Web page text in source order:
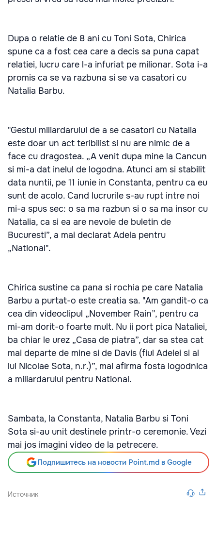
Dupa o relatie de 8 ani cu Toni Sota, Chirica
spune ca a fost cea care a decis sa puna capat
relatiei, lucru care l-a infuriat pe milionar. Sota i-a
promis ca se va razbuna si se va casatori cu
Natalia Barbu.
"Gestul miliardarului de a se casatori cu Natalia
este doar un act teribilist si nu are nimic de a
face cu dragostea. „A venit dupa mine la Cancun
si mi-a dat inelul de logodna. Atunci am si stabilit
data nuntii, pe 11 iunie in Constanta, pentru ca eu
sunt de acolo. Cand lucrurile s-au rupt intre noi
mi-a spus sec: o sa ma razbun si o sa ma insor cu
Natalia, ca si ea are nevoie de buletin de
Bucuresti”, a mai declarat Adela pentru
„National".
Chirica sustine ca pana si rochia pe care Natalia
Barbu a purtat-o este creatia sa. "Am gandit-o ca
cea din videoclipul „November Rain”, pentru ca
mi-am dorit-o foarte mult. Nu ii port pica Nataliei,
ba chiar le urez „Casa de piatra”, dar sa stea cat
mai departe de mine si de Davis (fiul Adelei si al
lui Nicolae Sota, n.r.)”, mai afirma fosta logodnica
a miliardarului pentru National.
Sambata, la Constanta, Natalia Barbu si Toni
Sota si-au unit destinele printr-o ceremonie. Vezi
mai jos imagini video de la petrecere.
Подпишитесь на новости Point.md в Google
Источник